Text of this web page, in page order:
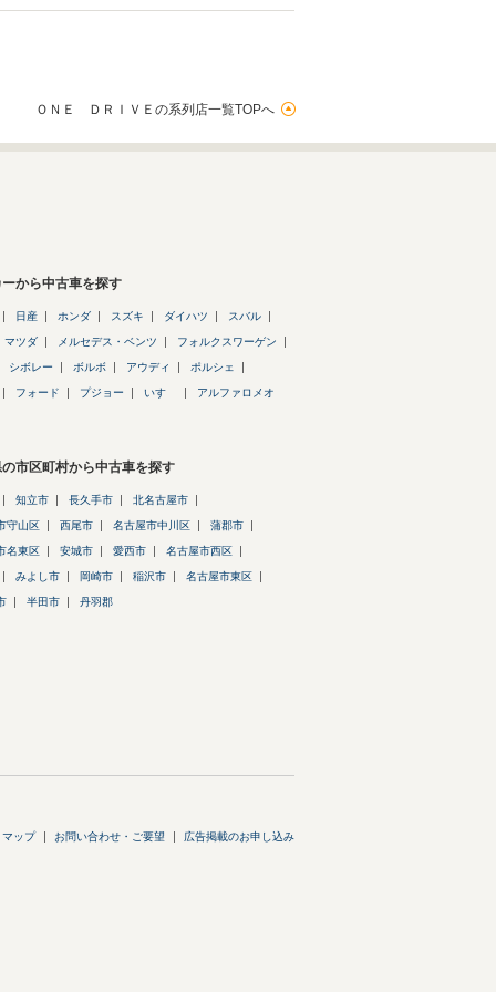
ＯＮＥ ＤＲＩＶＥの系列店一覧TOPへ
から中古車を探す
日産 ホンダ スズキ ダイハツ スバル
マツダ メルセデス・ベンツ フォルクスワーゲン
シボレー ボルボ アウディ ポルシェ
フォード プジョー いすゞ アルファロメオ
市区町村から中古車を探す
知立市 長久手市 北名古屋市
守山区 西尾市 名古屋市中川区 蒲郡市
名東区 安城市 愛西市 名古屋市西区
みよし市 岡崎市 稲沢市 名古屋市東区
半田市 丹羽郡
マップ お問い合わせ・ご要望 広告掲載のお申し込み